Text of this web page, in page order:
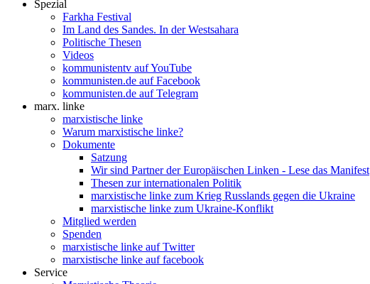
Spezial
Farkha Festival
Im Land des Sandes. In der Westsahara
Politische Thesen
Videos
kommunistentv auf YouTube
kommunisten.de auf Facebook
kommunisten.de auf Telegram
marx. linke
marxistische linke
Warum marxistische linke?
Dokumente
Satzung
Wir sind Partner der Europäischen Linken - Lese das Manifest
Thesen zur internationalen Politik
marxistische linke zum Krieg Russlands gegen die Ukraine
marxistische linke zum Ukraine-Konflikt
Mitglied werden
Spenden
marxistische linke auf Twitter
marxistische linke auf facebook
Service